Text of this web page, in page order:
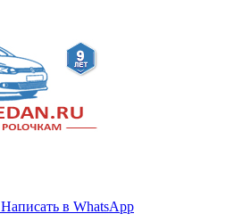
Написать в WhatsApp